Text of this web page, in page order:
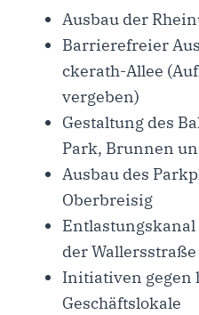
Aus­bau der
Bar­rie­re­frei­er
cke­rath-Allee
vergeben)
Gestal­tung des
Park, Brun­nen
Aus­bau des
Oberbreisig
der Wallersstraße
Initia­ti­ven gegen
Geschäftslokale